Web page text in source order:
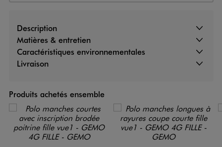
Description
Matières & entretien
Caractéristiques environnementales
Livraison
Produits achetés ensemble